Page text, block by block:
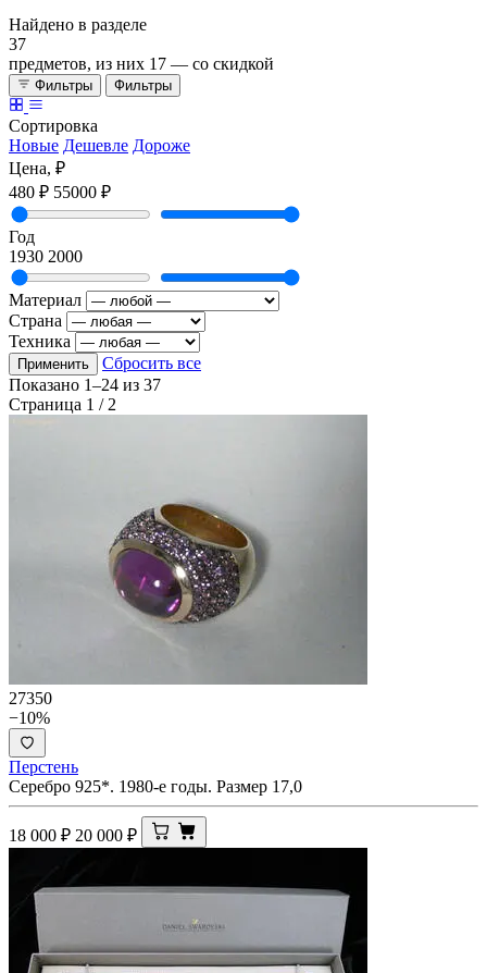
Найдено в разделе
37
предметов, из них 17 — со скидкой
Фильтры Фильтры
Сортировка
Новые Дешевле Дороже
Цена, ₽
480 ₽ 55000 ₽
Год
1930 2000
Материал
Страна
Техника
Применить
Сбросить все
Показано 1–24 из 37
Страница 1 / 2
27350
−10%
Перстень
Серебро 925*. 1980-е годы. Размер 17,0
18 000 ₽ 20 000 ₽